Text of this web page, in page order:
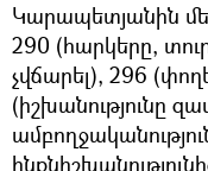
Կարապետյանին
290 (հարկերը,
չվճարել), 296
(իշխանությունը